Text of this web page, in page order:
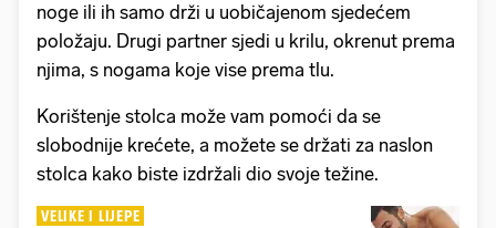
noge ili ih samo drži u uobičajenom sjedećem
položaju. Drugi partner sjedi u krilu, okrenut prema
njima, s nogama koje vise prema tlu.
Korištenje stolca može vam pomoći da se
slobodnije krećete, a možete se držati za naslon
stolca kako biste izdržali dio svoje težine.
VELIKE I LIJEPE